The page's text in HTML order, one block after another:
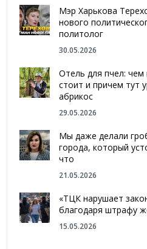
Мэр Харькова
нового
политолог
30.05.2026
Отель для пчел: чем
стоит и причем тут
абрикос
29.05.2026
Мы даже делали
города, который
что
21.05.2026
«ТЦК нарушает
благодаря штрафу
15.05.2026